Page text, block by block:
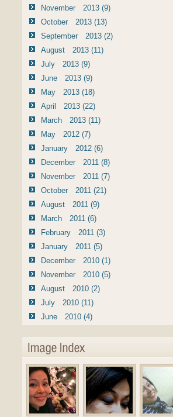
November 2013 (9)
October 2013 (13)
September 2013 (2)
August 2013 (11)
July 2013 (9)
June 2013 (9)
May 2013 (18)
April 2013 (22)
March 2013 (11)
May 2012 (7)
January 2012 (6)
December 2011 (8)
November 2011 (7)
October 2011 (21)
August 2011 (9)
March 2011 (6)
February 2011 (3)
January 2011 (5)
December 2010 (1)
November 2010 (5)
August 2010 (2)
July 2010 (11)
June 2010 (4)